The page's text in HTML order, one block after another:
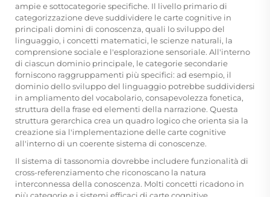
ampie e sottocategorie specifiche. Il livello primario di
categorizzazione deve suddividere le carte cognitive in
principali domini di conoscenza, quali lo sviluppo del
linguaggio, i concetti matematici, le scienze naturali, la
comprensione sociale e l'esplorazione sensoriale. All'interno
di ciascun dominio principale, le categorie secondarie
forniscono raggruppamenti più specifici: ad esempio, il
dominio dello sviluppo del linguaggio potrebbe suddividersi
in ampliamento del vocabolario, consapevolezza fonetica,
struttura della frase ed elementi della narrazione. Questa
struttura gerarchica crea un quadro logico che orienta sia la
creazione sia l'implementazione delle carte cognitive
all'interno di un coerente sistema di conoscenze.
Il sistema di tassonomia dovrebbe includere funzionalità di
cross-referenziamento che riconoscano la natura
interconnessa della conoscenza. Molti concetti ricadono in